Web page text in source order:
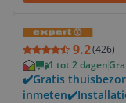
9.2(426)
1 tot 2 dagen
✔️Gratis